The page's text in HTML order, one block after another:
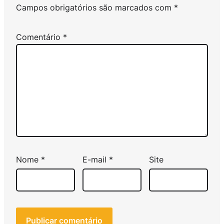
Campos obrigatórios são marcados com *
Comentário *
Nome * E-mail * Site